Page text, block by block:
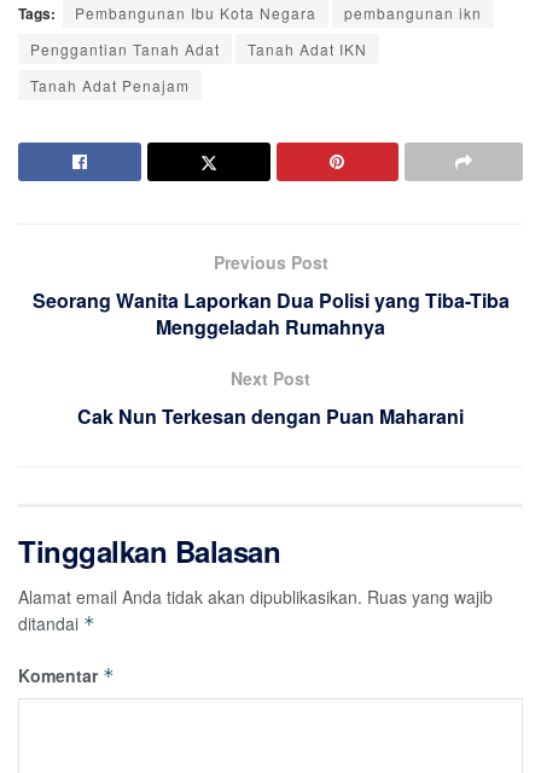
Tags: Pembangunan Ibu Kota Negara
pembangunan ikn
Penggantian Tanah Adat
Tanah Adat IKN
Tanah Adat Penajam
Previous Post
Seorang Wanita Laporkan Dua Polisi yang Tiba-Tiba
Menggeladah Rumahnya
Next Post
Cak Nun Terkesan dengan Puan Maharani
Tinggalkan Balasan
Alamat email Anda tidak akan dipublikasikan. Ruas yang wajib
ditandai *
Komentar *